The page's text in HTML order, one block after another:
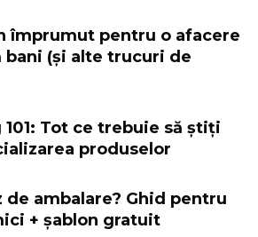
împrumut pentru o afacere
bani (și alte trucuri de
Tot ce trebuie să știți
produselor
de ambalare? Ghid pentru
+ șablon gratuit